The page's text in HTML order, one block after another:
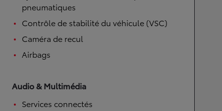
pneumatiques
Contrôle de stabilité du véhicule (VSC)
Caméra de recul
Airbags
Audio & Multimédia
Services connectés